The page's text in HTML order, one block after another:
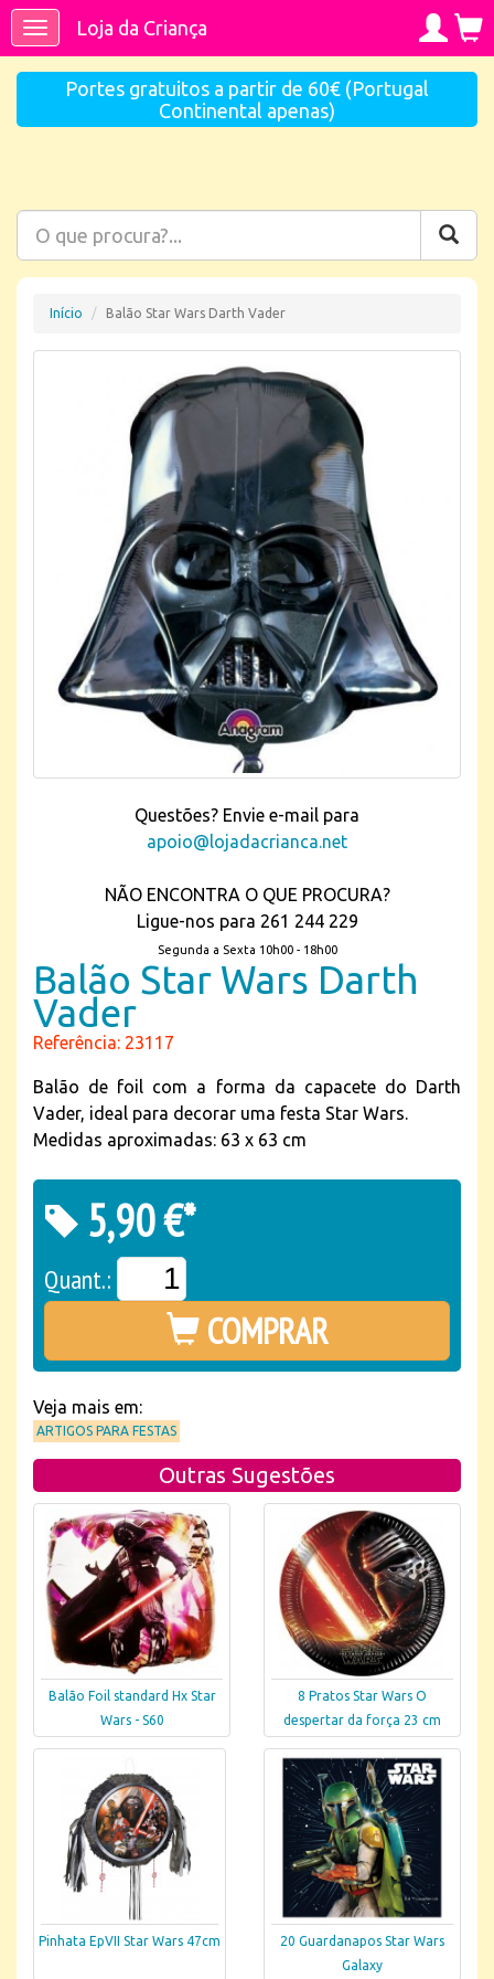
ToggleLoja da Criança
Portes gratuitos a partir de 60€ (Portugal
Continental apenas)
Início Balão Star Wars Darth Vader
Questões? Envie e-mail para
apoio@lojadacrianca.net
NÃO ENCONTRA O QUE PROCURA?
Ligue-nos para 261 244 229
Segunda a Sexta 10h00 - 18h00
Balão Star Wars Darth
Vader
Referência: 23117
Balão de foil com a forma da capacete do Darth
Vader, ideal para decorar uma festa Star Wars.
Medidas aproximadas: 63 x 63 cm
5,90 €*
Quant.:
COMPRAR
Veja mais em:
ARTIGOS PARA FESTAS
Outras Sugestões
Balão Foil standard Hx Star
Wars - S60
8 Pratos Star Wars O
despertar da força 23 cm
Pinhata EpVII Star Wars 47cm
20 Guardanapos Star Wars
Galaxy